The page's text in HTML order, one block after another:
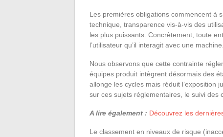
Les premières obligations commencent à
technique, transparence vis-à-vis des
les plus puissants. Concrètement, toute
l’utilisateur qu’il interagit avec une machine.
Nous observons que cette contrainte
équipes produit intègrent désormais des
allonge les cycles mais réduit l’exposition
sur ces sujets réglementaires, le suivi des
A lire également : Découvrez les
Le classement en niveaux de risque